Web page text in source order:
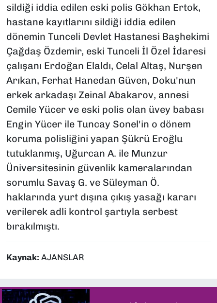
sildiği iddia edilen eski polis Gökhan Ertok,
hastane kayıtlarını sildiği iddia edilen
dönemin Tunceli Devlet Hastanesi Başhekimi
Çağdaş Özdemir, eski Tunceli İl Özel İdaresi
çalışanı Erdoğan Elaldı, Celal Altaş, Nurşen
Arıkan, Ferhat Hanedan Güven, Doku'nun
erkek arkadaşı Zeinal Abakarov, annesi
Cemile Yücer ve eski polis olan üvey babası
Engin Yücer ile Tuncay Sonel'in o dönem
koruma polisliğini yapan Şükrü Eroğlu
tutuklanmış, Uğurcan A. ile Munzur
Üniversitesinin güvenlik kameralarından
sorumlu Savaş G. ve Süleyman Ö.
haklarında yurt dışına çıkış yasağı kararı
verilerek adli kontrol şartıyla serbest
bırakılmıştı.
Kaynak: AJANSLAR